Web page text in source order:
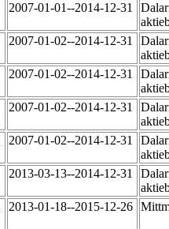
2007-01-01--2014-12-31
2007-01-02--2014-12-31
2007-01-02--2014-12-31
2007-01-02--2014-12-31
2007-01-02--2014-12-31
2013-03-13--2014-12-31
2013-01-18--2015-12-26